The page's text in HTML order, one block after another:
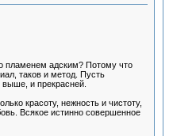
пламенем адским? Потому что
таков и метод. Пусть
выше, и прекрасней.
красоту, нежность и чистоту,
Всякое истинно совершенное